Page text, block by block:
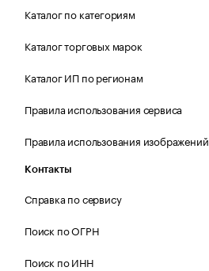
Каталог по категориям
Каталог торговых марок
Каталог ИП по регионам
Правила использования сервиса
Правила использования изображений
Контакты
Справка по сервису
Поиск по ОГРН
Поиск по ИНН